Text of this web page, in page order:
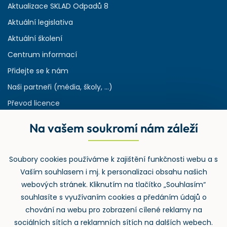
Aktualizace SKLAD Odpadů 8
Aktuální legislativa
Aktuální školení
Centrum informací
Přidejte se k nám
Naši partneři (média, školy, ...)
Převod licence
Rejstřík používaných zkratek v odpadech
Zpětný odběr
Na vašem soukromí nám záleží
Soubory cookies používáme k zajištění funkčnosti webu a s
Vaším souhlasem i mj. k personalizaci obsahu našich
webových stránek. Kliknutím na tlačítko „Souhlasím“
souhlasíte s využívaním cookies a předáním údajů o
chování na webu pro zobrazení cílené reklamy na
sociálních sítích a reklamních sítích na dalších webech.